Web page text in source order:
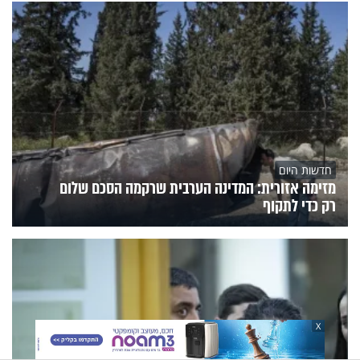
חדשות היום
מזימה אזורית: המדינה הערבית שרקמה הסכם שלום
רק כדי לתקוף
X